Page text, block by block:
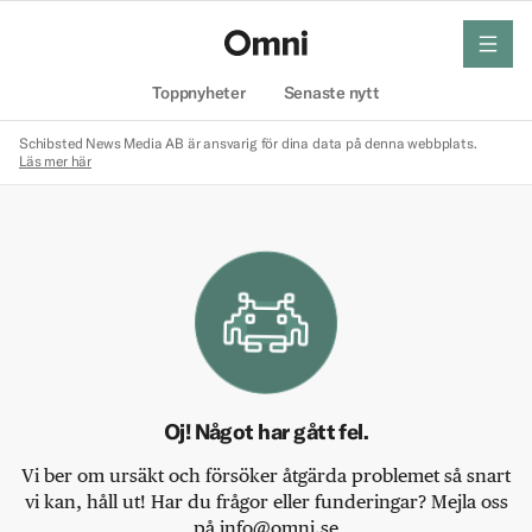
Toppnyheter Senaste nytt
meny
Schibsted News Media AB är ansvarig för dina data på denna webbplats.
Läs mer här
Oj! Något har gått fel.
Vi ber om ursäkt och försöker åtgärda problemet så snart
vi kan, håll ut! Har du frågor eller funderingar? Mejla oss